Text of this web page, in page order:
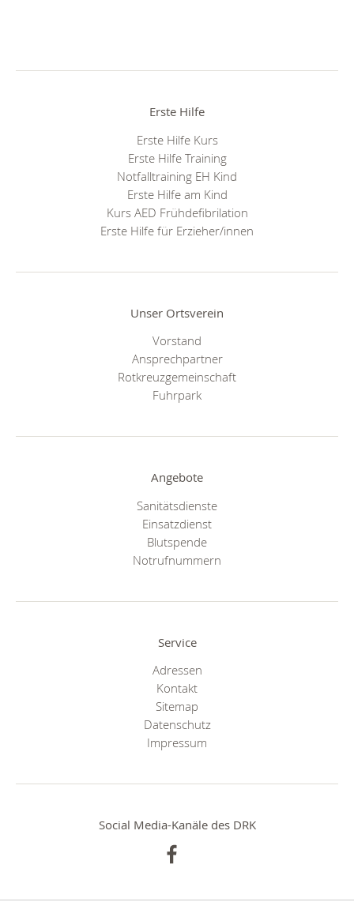
Erste Hilfe
Erste Hilfe Kurs
Erste Hilfe Training
Notfalltraining EH Kind
Erste Hilfe am Kind
Kurs AED Frühdefibrilation
Erste Hilfe für Erzieher/innen
Unser Ortsverein
Vorstand
Ansprechpartner
Rotkreuzgemeinschaft
Fuhrpark
Angebote
Sanitätsdienste
Einsatzdienst
Blutspende
Notrufnummern
Service
Adressen
Kontakt
Sitemap
Datenschutz
Impressum
Social Media-Kanäle des DRK